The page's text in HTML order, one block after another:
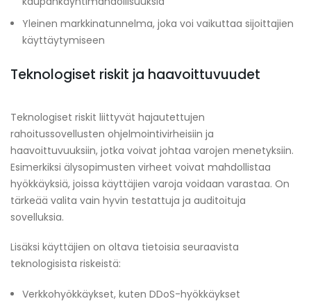
Yleinen markkinatunnelma, joka voi vaikuttaa sijoittajien
käyttäytymiseen
Teknologiset riskit ja haavoittuvuudet
Teknologiset riskit liittyvät hajautettujen
rahoitussovellusten ohjelmointivirheisiin ja
haavoittuvuuksiin, jotka voivat johtaa varojen menetyksiin.
Esimerkiksi älysopimusten virheet voivat mahdollistaa
hyökkäyksiä, joissa käyttäjien varoja voidaan varastaa. On
tärkeää valita vain hyvin testattuja ja auditoituja
sovelluksia.
Lisäksi käyttäjien on oltava tietoisia seuraavista
teknologisista riskeistä:
Verkkohyökkäykset, kuten DDoS-hyökkäykset